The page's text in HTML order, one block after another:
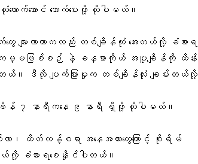
ောက်အောင် သောက်ပေးဖို့ လိုပါမယ်။
ားလာတာကလည်း တစ်ချိန်လုံး အေးတယ်လို့ ခံစားရ
မ္မဖြစ်စဉ် နဲ့ ခန္ဓာကိုယ် အပူချိန်ကို ထိန်း
ါတယ်။ ဒီလို ပျက်ပြားမှုက တစ်ချိန်လုံး ချမ်းတယ်လို့
ျိန် ၇ နာရီကနေ ၉ နာရီ ရှိဖို့ လိုပါမယ်။
ာ၊ ထိတ်လန့်စရာ အနေအထားတွေကြောင့် စိုးရိမ်
တယ်လို့ ခံစားရစေနိုင်ပါတယ်။